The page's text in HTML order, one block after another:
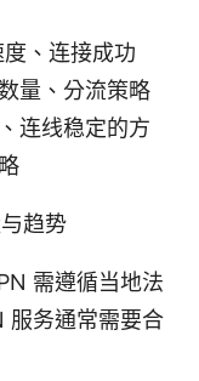
、连接成功
量、分流策略
连线稳定的方
趋势
需遵循当地法
服务通常需要合